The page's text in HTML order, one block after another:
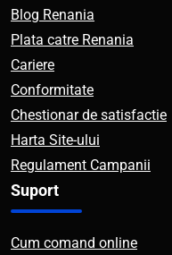
Blog Renania
Plata catre Renania
Cariere
Conformitate
Chestionar de satisfactie
Harta Site-ului
Regulament Campanii
Suport
Cum comand online